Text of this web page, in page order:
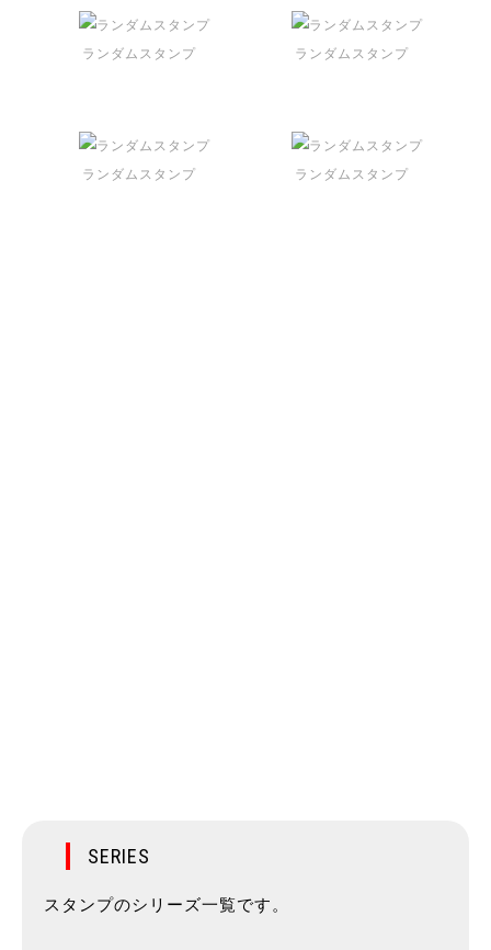
ランダムスタンプ ランダムスタンプ
ランダムスタンプ ランダムスタンプ
SERIES
スタンプのシリーズ一覧です。